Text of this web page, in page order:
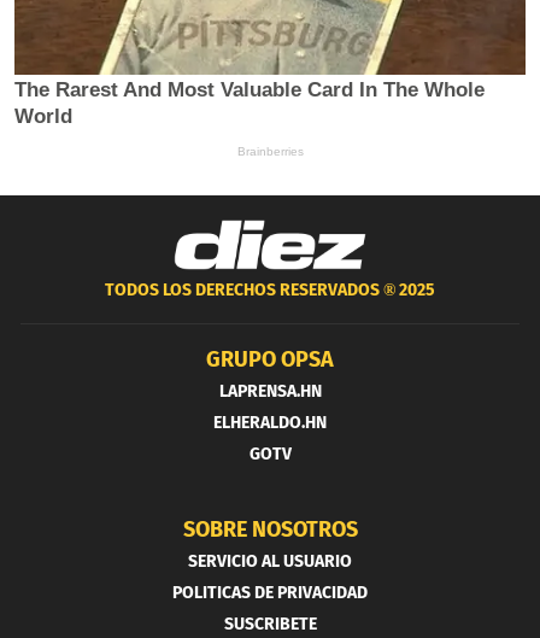
TODOS LOS DERECHOS RESERVADOS ®2025
GRUPO OPSA
LAPRENSA.HN
ELHERALDO.HN
GOTV
SOBRE NOSOTROS
SERVICIO AL USUARIO
POLITICAS DE PRIVACIDAD
SUSCRIBETE